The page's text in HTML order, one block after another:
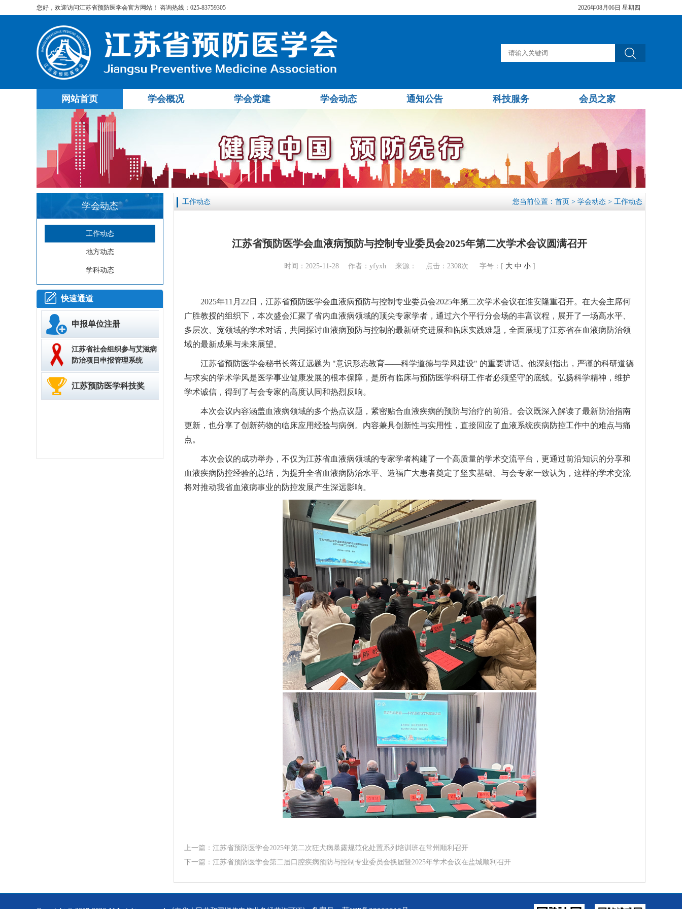
2026年08月06日 星期四
您好，欢迎访问江苏省预防医学会官方网站！ 咨询热线：025-83759305
网站首页 学会概况 学会党建 学会动态 通知公告 科技服务 会员之家
学会动态
工作动态
地方动态
学科动态
快速通道
申报单位注册
江苏省社会组织参与艾滋病
防治项目申报管理系统
江苏预防医学科技奖
您当前位置： 首页 > 学会动态 > 工作动态
工作动态
江苏省预防医学会血液病预防与控制专业委员会2025年第二次学术会议圆满召开
时间：2025-11-28 作者：yfyxh 来源： 点击： 2308次 字号：[ 大 中 小]
2025年11月22日，江苏省预防医学会血液病预防与控制专业委员会2025年第二次学术会议在淮安隆重召开。在大会主席何
广胜教授的组织下，本次盛会汇聚了省内血液病领域的顶尖专家学者，通过六个平行分会场的丰富议程，展开了一场高水平、
多层次、宽领域的学术对话，共同探讨血液病预防与控制的最新研究进展和临床实践难题，全面展现了江苏省在血液病防治领
域的最新成果与未来展望。
江苏省预防医学会秘书长蒋辽远题为 "意识形态教育——科学道德与学风建设" 的重要讲话。他深刻指出，严谨的科研道德
与求实的学术学风是医学事业健康发展的根本保障，是所有临床与预防医学科研工作者必须坚守的底线。弘扬科学精神，维护
学术诚信，得到了与会专家的高度认同和热烈反响。
本次会议内容涵盖血液病领域的多个热点议题，紧密贴合血液疾病的预防与治疗的前沿。会议既深入解读了最新防治指南
更新，也分享了创新药物的临床应用经验与病例。内容兼具创新性与实用性，直接回应了血液系统疾病防控工作中的难点与痛
点。
本次会议的成功举办，不仅为江苏省血液病领域的专家学者构建了一个高质量的学术交流平台，更通过前沿知识的分享和
血液疾病防控经验的总结，为提升全省血液病防治水平、造福广大患者奠定了坚实基础。与会专家一致认为，这样的学术交流
将对推动我省血液病事业的防控发展产生深远影响。
上一篇： 江苏省预防医学会2025年第二次狂犬病暴露规范化处置系列培训班在常州顺利召开
下一篇： 江苏省预防医学会第二届口腔疾病预防与控制专业委员会换届暨2025年学术会议在盐城顺利召开